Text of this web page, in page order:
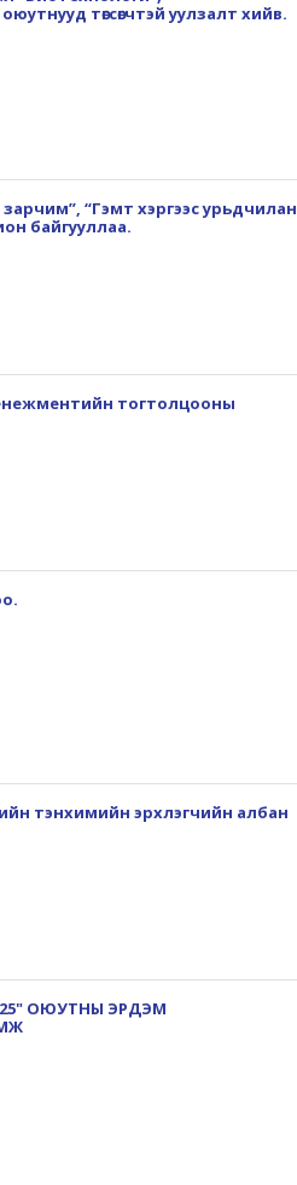
төгсөгчтэй уулзалт хийв.
зарчим”, “Гэмт хэргээс урьдчилан
байгууллаа.
тогтолцооны
тэнхимийн эрхлэгчийн албан
ОЮУТНЫ ЭРДЭМ